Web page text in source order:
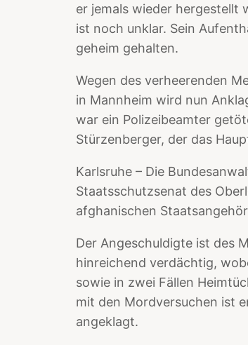
er jemals wieder hergestellt
ist noch unklar. Sein
geheim gehalten.
Wegen des verheerenden
in Mannheim wird nun
war ein Polizeibeamter
Stürzenberger, der das
Karlsruhe – Die
Staatsschutzsenat des
afghanischen
Der Angeschuldigte ist des
hinreichend verdächtig,
sowie in zwei Fällen
mit den Mordversuchen ist
angeklagt.